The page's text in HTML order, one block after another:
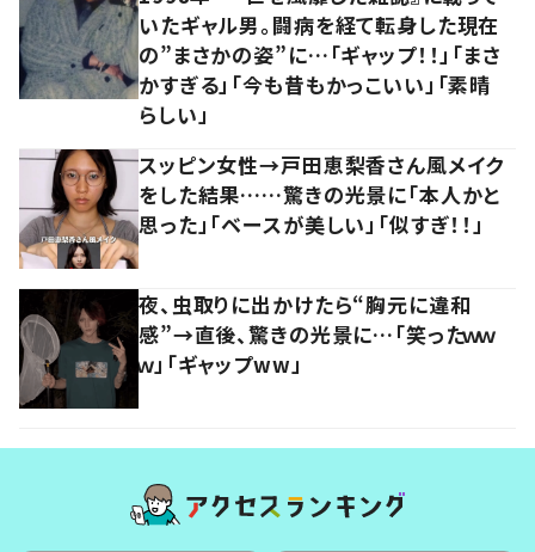
いたギャル男。闘病を経て転身した現在
の”まさかの姿”に…「ギャップ！！」「まさ
かすぎる」「今も昔もかっこいい」「素晴
らしい」
スッピン女性→戸田恵梨香さん風メイク
をした結果……驚きの光景に「本人かと
思った」「ベースが美しい」「似すぎ！！」
夜、虫取りに出かけたら“胸元に違和
感”→直後、驚きの光景に…「笑ったｗｗ
ｗ」「ギャップww」